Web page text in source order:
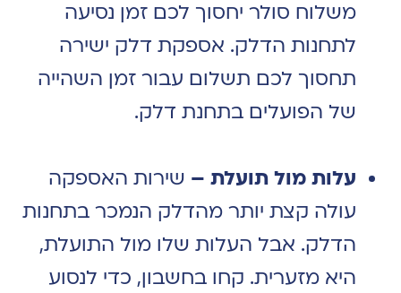
משלוח סולר יחסוך לכם זמן נסיעה
לתחנות הדלק. אספקת דלק ישירה
תחסוך לכם תשלום עבור זמן השהייה
של הפועלים בתחנת דלק.
עלות מול תועלת – שירות האספקה
עולה קצת יותר מהדלק הנמכר בתחנות
הדלק. אבל העלות שלו מול התועלת,
היא מזערית. קחו בחשבון, כדי לנסוע